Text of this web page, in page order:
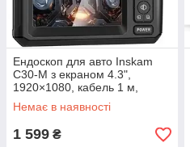
Ендоскоп для авто Inskam
C30-M з екраном 4.3",
1920×1080, кабель 1 м,
камера 8 мм, IP67, з
комплектом насадок
Немає в наявності
1 599 ₴